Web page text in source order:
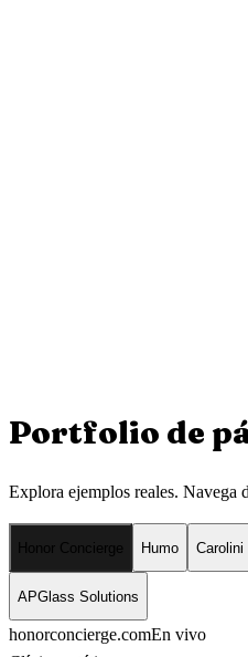
Portfolio de
Explora ejemplos reales. Navega
Honor Concierge Humo Carolini
APGlass Solutions
honorconcierge.comEn vivo